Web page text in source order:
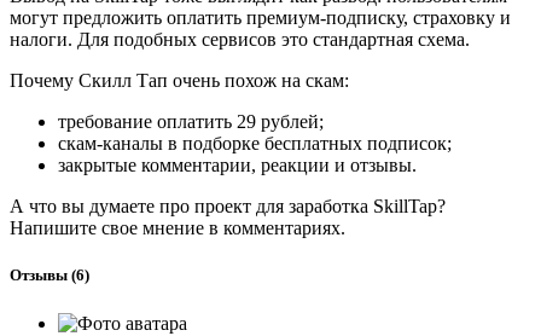
могут предложить оплатить премиум-подписку, страховку и
налоги. Для подобных сервисов это стандартная схема.
Почему Скилл Тап очень похож на скам:
требование оплатить 29 рублей;
скам-каналы в подборке бесплатных подписок;
закрытые комментарии, реакции и отзывы.
А что вы думаете про проект для заработка SkillTap?
Напишите свое мнение в комментариях.
Отзывы (6)